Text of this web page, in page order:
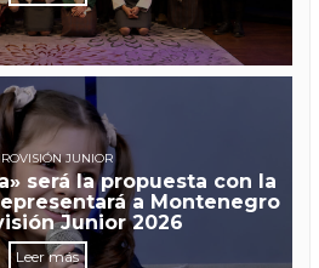
JUNIOR
será la propuesta con la
a Montenegro
Junior 2026
Leer más